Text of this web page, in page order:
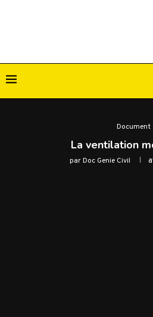
Document
La ventilation
parDoc Genie Civil